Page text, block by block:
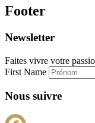
Footer
Newsletter
Faites vivre votre
First Name
Nous suivre